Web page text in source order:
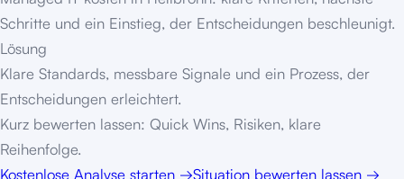
Schritte und ein Einstieg, der Entscheidungen beschleunigt.
Lösung
Klare Standards, messbare Signale und ein Prozess, der
Entscheidungen erleichtert.
Kurz bewerten lassen: Quick Wins, Risiken, klare
Reihenfolge.
Kostenlose Analyse starten →Situation bewerten lassen →